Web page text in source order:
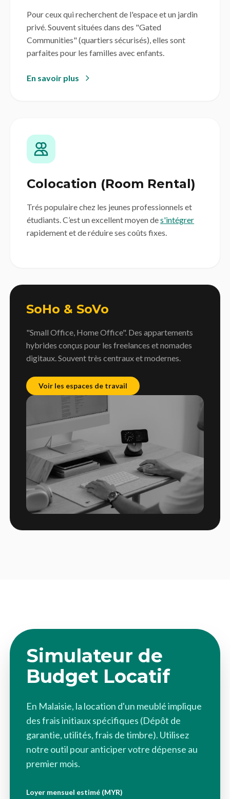
Pour ceux qui recherchent de l'espace et un jardin
privé. Souvent situées dans des "Gated
Communities" (quartiers sécurisés), elles sont
parfaites pour les familles avec enfants.
En savoir plus
Colocation (Room Rental)
Trés populaire chez les jeunes professionnels et
étudiants. C’est un excellent moyen des'intégrer
rapidement et de réduire ses coûts fixes.
SoHo & SoVo
"Small Office, Home Office". Des appartements
hybrides conçus pour les freelances et nomades
digitaux. Souvent très centraux et modernes.
Voir les espaces de travail
Simulateur de
Budget Locatif
En Malaisie, la location d'un meublé implique
des frais initiaux spécifiques (Dépôt de
garantie, utilités, frais de timbre). Utilisez
notre outil pour anticiper votre dépense au
premier mois.
Loyer mensuel estimé (MYR)